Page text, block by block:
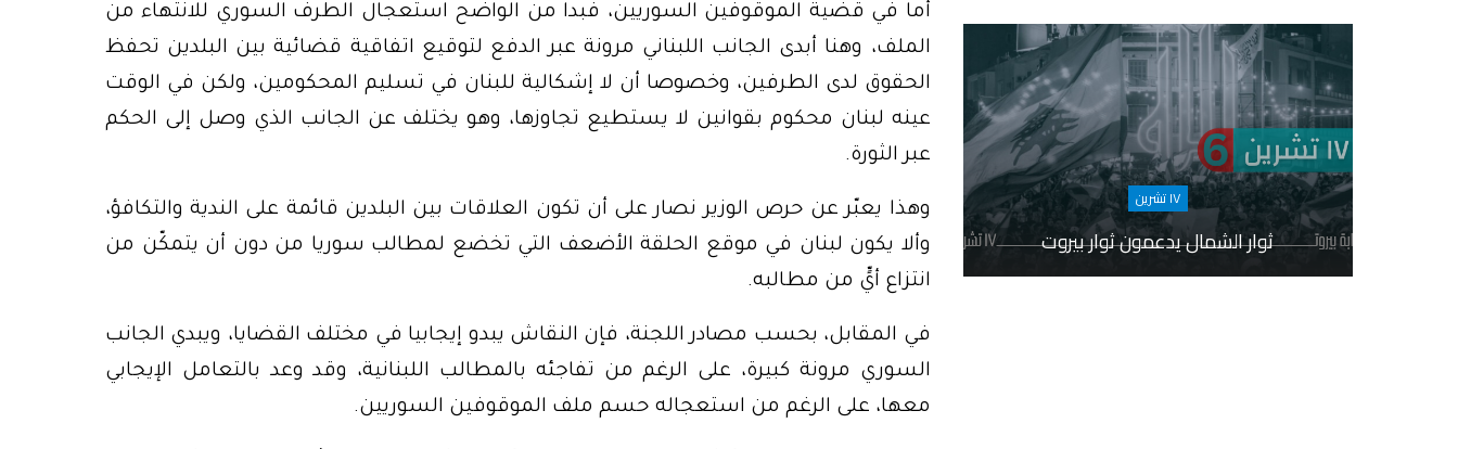
أما في قضية الموقوفين السوريين، فبدا من الواضح استعجال الطرف السوري للانتهاء من
الملف، وهنا أبدى الجانب اللبناني مرونة عبر الدفع لتوقيع اتفاقية قضائية بين البلدين تحفظ
الحقوق لدى الطرفين، وخصوصا أن لا إشكالية للبنان في تسليم المحكومين، ولكن في الوقت
عينه لبنان محكوم بقوانين لا يستطيع تجاوزها، وهو يختلف عن الجانب الذي وصل إلى الحكم
عبر الثورة.
وهذا يعبّر عن حرص الوزير نصار على أن تكون العلاقات بين البلدين قائمة على الندية والتكافؤ،
وألا يكون لبنان في موقع الحلقة الأضعف التي تخضع لمطالب سوريا من دون أن يتمكّن من
انتزاع أيٍّ من مطالبه.
في المقابل، بحسب مصادر اللجنة، فإن النقاش يبدو إيجابيا في مختلف القضايا، ويبدي الجانب
السوري مرونة كبيرة، على الرغم من تفاجئه بالمطالب اللبنانية، وقد وعد بالتعامل الإيجابي
معها، على الرغم من استعجاله حسم ملف الموقوفين السوريين.
١٧ تشرين
ثوار الشمال يدعمون ثوار بيروت